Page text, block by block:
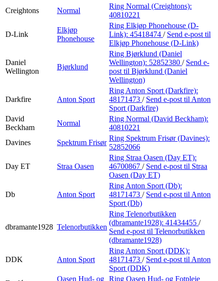
Creightons
Normal
Ring Normal (Creightons):
40810221
D-Link
Elkjøp
Phonehouse
Ring Elkjøp Phonehouse (D-
Link): 45418474 / Send e-post til
Elkjøp Phonehouse (D-Link)
Daniel
Wellington
Bjørklund
Ring Bjørklund (Daniel
Wellington): 52852380 / Send e-
post til Bjørklund (Daniel
Wellington)
Darkfire Anton Sport
Ring Anton Sport (Darkfire):
48171473 / Send e-post til Anton
Sport (Darkfire)
David
Beckham
Normal
Ring Normal (David Beckham):
40810221
Davines
Spektrum Frisør
Ring Spektrum Frisør (Davines):
52852066
Day ET Straa Oasen
Ring Straa Oasen (Day ET):
46700867 / Send e-post til Straa
Oasen (Day ET)
Db Anton Sport
Ring Anton Sport (Db):
48171473 / Send e-post til Anton
Sport (Db)
dbramante1928 Telenorbutikken
Ring Telenorbutikken
(dbramante1928): 41434455 /
Send e-post til Telenorbutikken
(dbramante1928)
DDK Anton Sport
Ring Anton Sport (DDK):
48171473 / Send e-post til Anton
Sport (DDK)
Oasen Hud- og Ring Oasen Hud- og Fotpleie